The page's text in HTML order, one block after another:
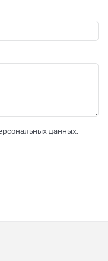
данных.